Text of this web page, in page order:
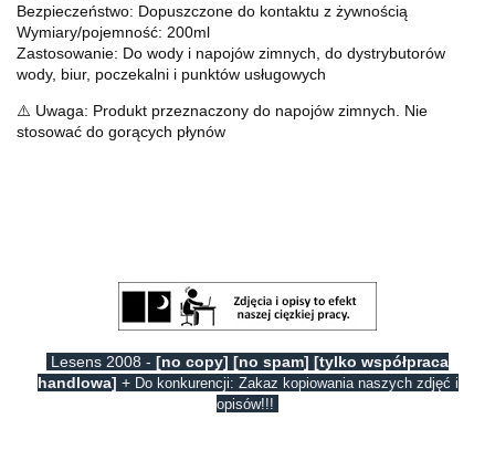
Bezpieczeństwo: Dopuszczone do kontaktu z żywnością
Wymiary/pojemność: 200ml
Zastosowanie: Do wody i napojów zimnych, do dystrybutorów
wody, biur, poczekalni i punktów usługowych
⚠️ Uwaga: Produkt przeznaczony do napojów zimnych. Nie
stosować do gorących płynów
Lesens 2008 - [no copy] [no spam] [tylko współpraca
handlowa] + Do konkurencji: Zakaz kopiowania naszych zdjęć i
opisów!!!